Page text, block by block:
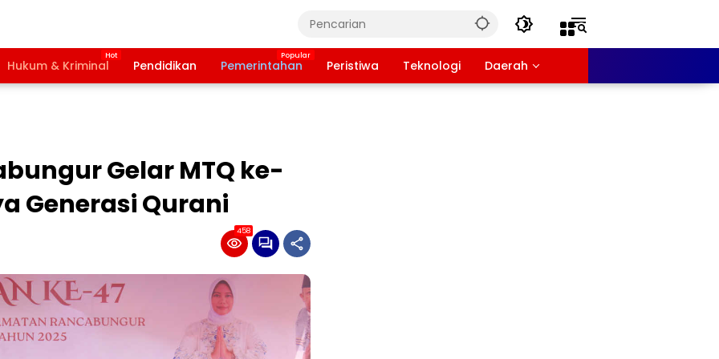
Hukum & Kriminal Pendidikan Pemerintahan Peristiwa Teknologi Daerah
Gelar MTQ ke-
Generasi Qurani
458